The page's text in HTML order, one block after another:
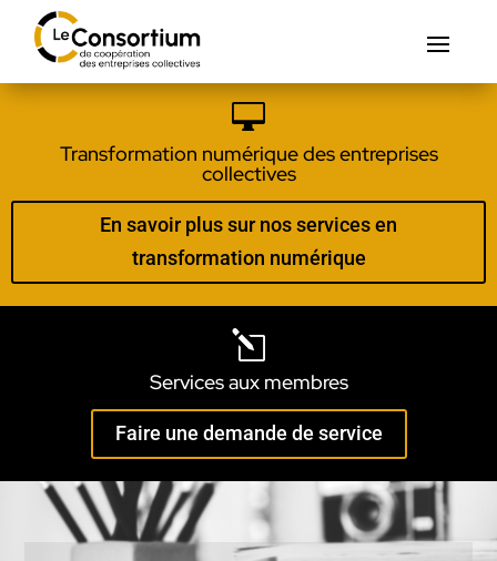

Transformation numérique des entreprises
collectives
En savoir plus sur nos services en
transformation numérique
l
Services aux membres
Faire une demande de service